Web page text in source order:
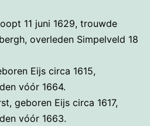
11 juni 1629, trouwde
overleden Simpelveld 18
Eijs circa 1615,
vóór 1664.
geboren Eijs circa 1617,
vóór 1663.